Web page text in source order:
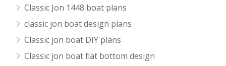
Classic Jon 1448 boat plans
classic jon boat design plans
Classic jon boat DIY plans
Classic jon boat flat bottom design